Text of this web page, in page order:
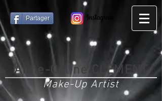
Partager
Anne-Céline CLEMENT
Make-Up Artist